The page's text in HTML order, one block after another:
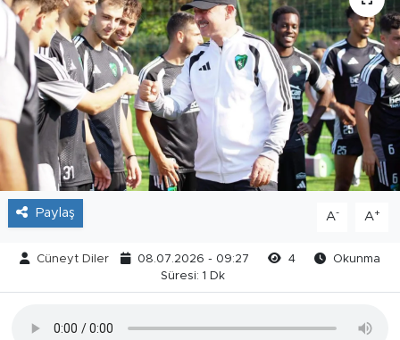
Paylaş A- A+
Cüneyt Diler 08.07.2026 - 09:27 4
Okunma
Süresi: 1 Dk